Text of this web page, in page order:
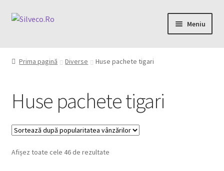
Meniu
Magazin
My account
Contact
Prima pagină Diverse Huse pachete tigari
Huse pachete tigari
Afișez toate cele 46 de rezultate